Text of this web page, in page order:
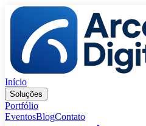
Pular para o conteúdo
Início
Soluções
Portfólio
EventosBlogContato